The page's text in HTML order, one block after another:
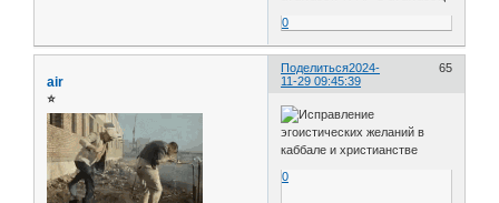
0
Поделиться 65
2024-
11-29 09:45:39
air
⭐
0